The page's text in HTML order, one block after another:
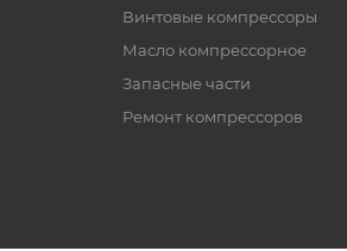
Винтовые компрессоры
Масло компрессорное
Запасные части
Ремонт компрессоров